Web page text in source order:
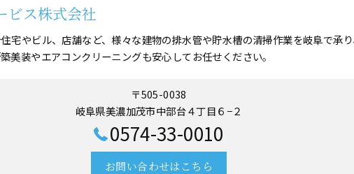
ビス株式会社
宅やビル、店舗など、様々な建物の排水管や貯水槽の清掃作業を岐阜で承
美装やエアコンクリーニングも安心してお任せください。
〒505-0038
岐阜県美濃加茂市中部台４丁目６−２
0574-33-0010
お問い合わせはこちら